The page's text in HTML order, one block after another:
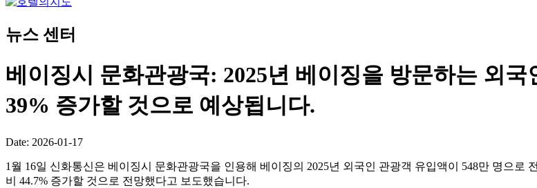
뉴스 센터
베이징시 문화관광국: 2025년 베이징을 방문하는 외
39% 증가할 것으로 예상됩니다.
Date: 2026-01-17
1월 16일 신화통신은 베이징시 문화관광국을 인용해 베이징의 2025년 외국인 관광객 유입액이 548만 명으로
비 44.7% 증가할 것으로 전망했다고 보도했습니다.